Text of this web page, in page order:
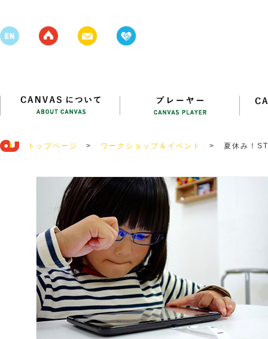
トップページ > ワークショップ＆イベント > 夏休み！